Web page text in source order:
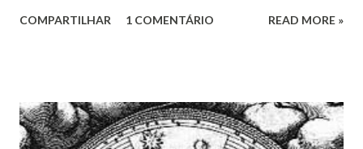
por quem vem o escândalo....”(Mt. XVIII: 6-11). A justiça é a
Profeta Moisés, a sua legislação prescrevia o “olho por
olho, dente por dente”, significando que a todo delito, igual
COMPARTILHAR 1 COMENTÁRIO READ MORE »